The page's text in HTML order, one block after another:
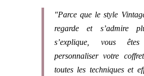
"Parce que le style
regarde et s’admire
s’explique, vous
personnaliser votre
toutes les techniques et